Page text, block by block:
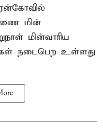
மின்
மின்வாரிய
நடைபெற உள்ளது